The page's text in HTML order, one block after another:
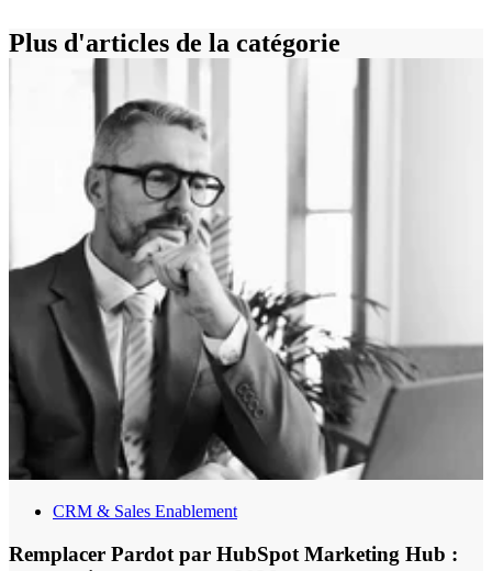
Plus d'articles de la catégorie
CRM & Sales Enablement
Remplacer Pardot par HubSpot Marketing Hub :